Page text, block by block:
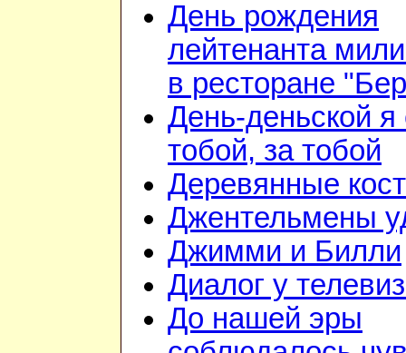
День рождения
лейтенанта
в ресторане
День-деньской я
тобой, за тобой
Деревянные
Джентельмены
Джимми и Билли
Диалог у
До нашей эры